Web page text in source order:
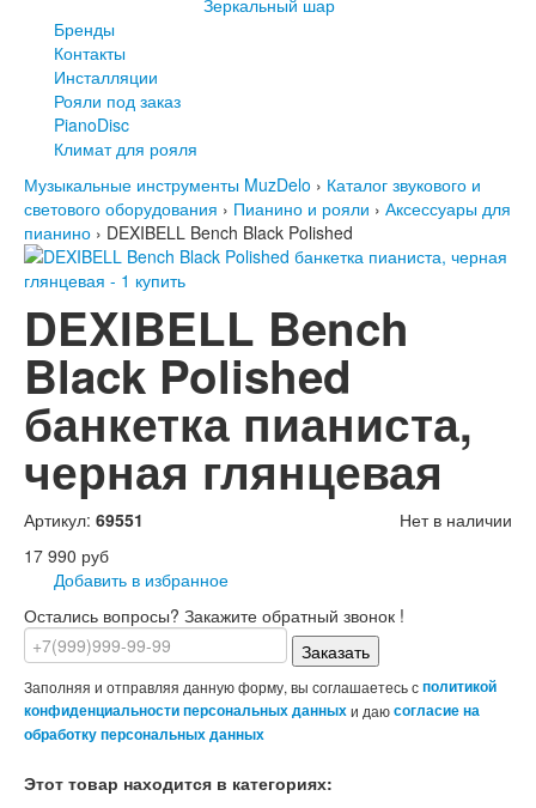
Зеркальный шар
Бренды
Контакты
Инсталляции
Рояли под заказ
PianoDisc
Климат для рояля
Музыкальные инструменты MuzDelo › Каталог звукового и
светового оборудования › Пианино и рояли › Аксессуары для
пианино › DEXIBELL Bench Black Polished
DEXIBELL Bench
Black Polished
банкетка пианиста,
черная глянцевая
Артикул: 69551
Нет в наличии
17 990 руб
Добавить в избранное
Остались вопросы? Закажите обратный звонок !
Заказать
Заполняя и отправляя данную форму, вы соглашаетесь сполитикой
конфиденциальности персональных данныхи даюсогласие на
обработку персональных данных
Этот товар находится в категориях: